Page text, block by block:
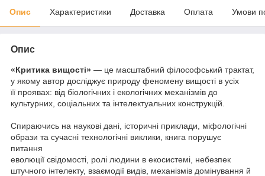
Опис Характеристики Доставка Оплата Умови
Опис
«Критика вищості» — це масштабний філософський трактат,
у якому автор досліджує природу феномену вищості в усіх
її проявах: від біологічних і екологічних механізмів до
культурних, соціальних та інтелектуальних конструкцій.
Спираючись на наукові дані, історичні приклади, міфологічні
образи та сучасні технологічні виклики, книга порушує
питання
еволюції свідомості, ролі людини в екосистемі, небезпек
штучного інтелекту, взаємодії видів, механізмів домінування й